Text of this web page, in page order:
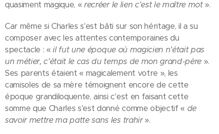
quasiment magique, «recréer le lien c'est le maître mot».
Car même si Charles s'est bâti sur son héritage, il a su
composer avec les attentes contemporaines du
spectacle : « il fut une époque où magicien n'était pas
un métier, c'était le cas du temps de mon grand-père».
Ses parents étaient « magicalement votre », les
camisoles de sa mère témoignent encore de cette
époque grandiloquente, ainsi c'est en faisant cette
somme que Charles s'est donné comme objectif « de
savoir mettre ma patte sans les trahir».